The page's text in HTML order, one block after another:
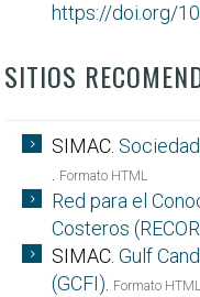
https://doi.org/
SITIOS
SIMAC.
. Formato HTML
Red para el
Costeros
SIMAC. Gulf
(GCFI). Formato HTML